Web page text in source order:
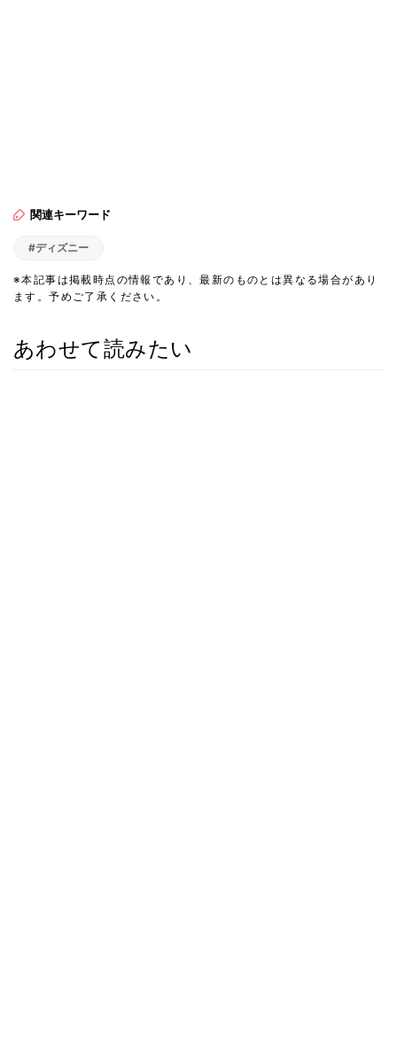
関連キーワード
#ディズニー
※本記事は掲載時点の情報であり、最新のものとは異なる場合があり
ます。予めご了承ください。
あわせて読みたい